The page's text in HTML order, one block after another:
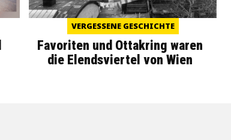
VERGESSENE GESCHICHTE
Favoriten und Ottakring waren
die Elendsviertel von Wien